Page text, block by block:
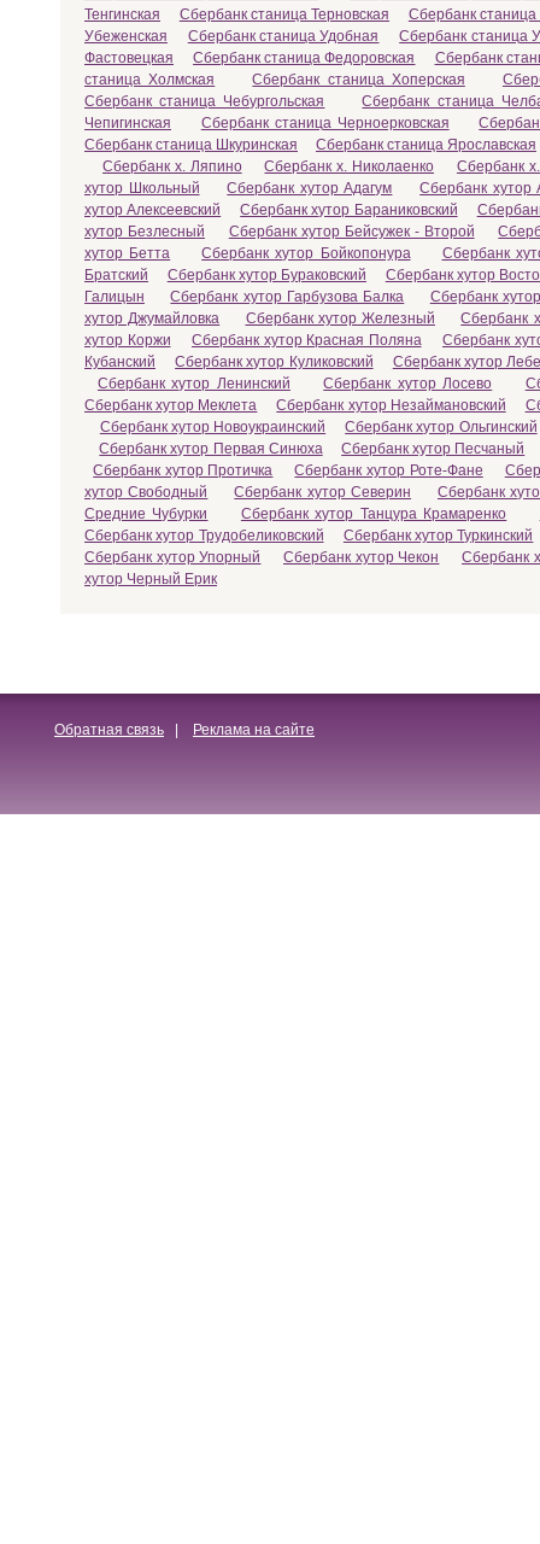
Тенгинская
Сбербанк станица Терновская
Сбербанк станица
Убеженская
Сбербанк станица Удобная
Сбербанк станица
Фастовецкая
Сбербанк станица Федоровская
Сбербанк
станица Холмская
Сбербанк станица Хоперская
Сбербанк станица Чебургольская
Сбербанк станица
Чепигинская
Сбербанк станица Черноерковская
Сбербанк станица Шкуринская
Сбербанк станица Ярославская
Сбербанк х. Ляпино
Сбербанк х. Николаенко
Сбербанк
хутор Школьный
Сбербанк хутор Адагум
Сбербанк хутор
хутор Алексеевский
Сбербанк хутор Бараниковский
хутор Безлесный
Сбербанк хутор Бейсужек - Второй
хутор Бетта
Сбербанк хутор Бойкопонура
Сбербанк
Братский
Сбербанк хутор Бураковский
Сбербанк хутор
Галицын
Сбербанк хутор Гарбузова Балка
Сбербанк
хутор Джумайловка
Сбербанк хутор Железный
Сбербанк
хутор Коржи
Сбербанк хутор Красная Поляна
Сбербанк
Кубанский
Сбербанк хутор Куликовский
Сбербанк хутор
Сбербанк хутор Ленинский
Сбербанк хутор Лосево
Сбербанк хутор Меклета
Сбербанк хутор Незаймановский
Сбербанк хутор Новоукраинский
Сбербанк хутор Ольгинский
Сбербанк хутор Первая Синюха
Сбербанк хутор Песчаный
Сбербанк хутор Протичка
Сбербанк хутор Роте-Фане
хутор Свободный
Сбербанк хутор Северин
Сбербанк
Средние Чубурки
Сбербанк хутор Танцура Крамаренко
Сбербанк хутор Трудобеликовский
Сбербанк хутор Туркинский
Сбербанк хутор Упорный
Сбербанк хутор Чекон
Сбербанк
хутор Черный Ерик
Обратная связь Реклама на сайте